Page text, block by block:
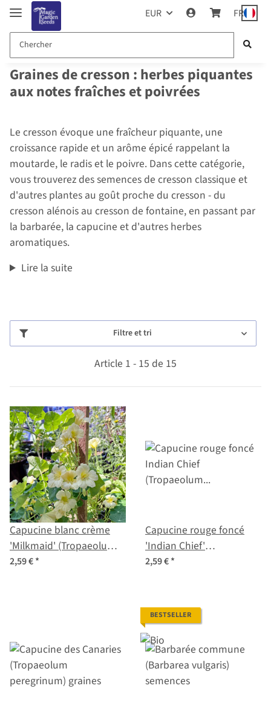
EUR FR
Graines de cresson : herbes piquantes
aux notes fraîches et poivrées
Le cresson évoque une fraîcheur piquante, une
croissance rapide et un arôme épicé rappelant la
moutarde, le radis et le poivre. Dans cette catégorie,
vous trouverez des semences de cresson classique et
d'autres plantes au goût proche du cresson - du
cresson alénois au cresson de fontaine, en passant par
la barbarée, la capucine et d'autres herbes
aromatiques.
Lire la suite
Filtre et tri
Article 1 - 15 de 15
Capucine blanc crème
'Milkmaid' (Tropaeolum
majus) graines
2,59 €*
Capucine rouge foncé
'Indian Chief'
(Tropaeolum majus)
2,59 €*
BESTSELLER